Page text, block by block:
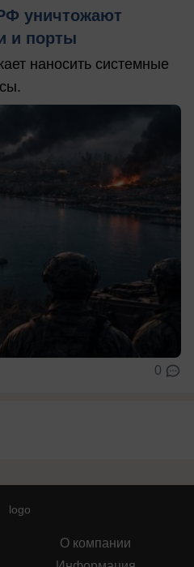
уничтожают
и порты
наносить системные
0
О компании